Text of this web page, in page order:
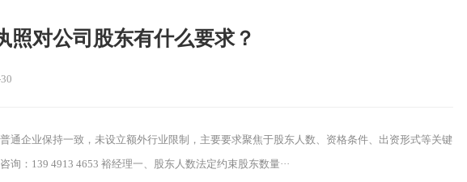
照对公司股东有什么要求？
通企业保持一致，未设立额外行业限制，主要要求聚焦于股东人数、资格条件、出资形式等关键
：139 4913 4653 裕经理一、股东人数法定约束股东数量···